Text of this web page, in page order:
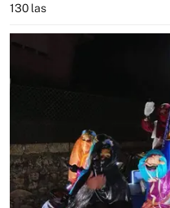
130 las